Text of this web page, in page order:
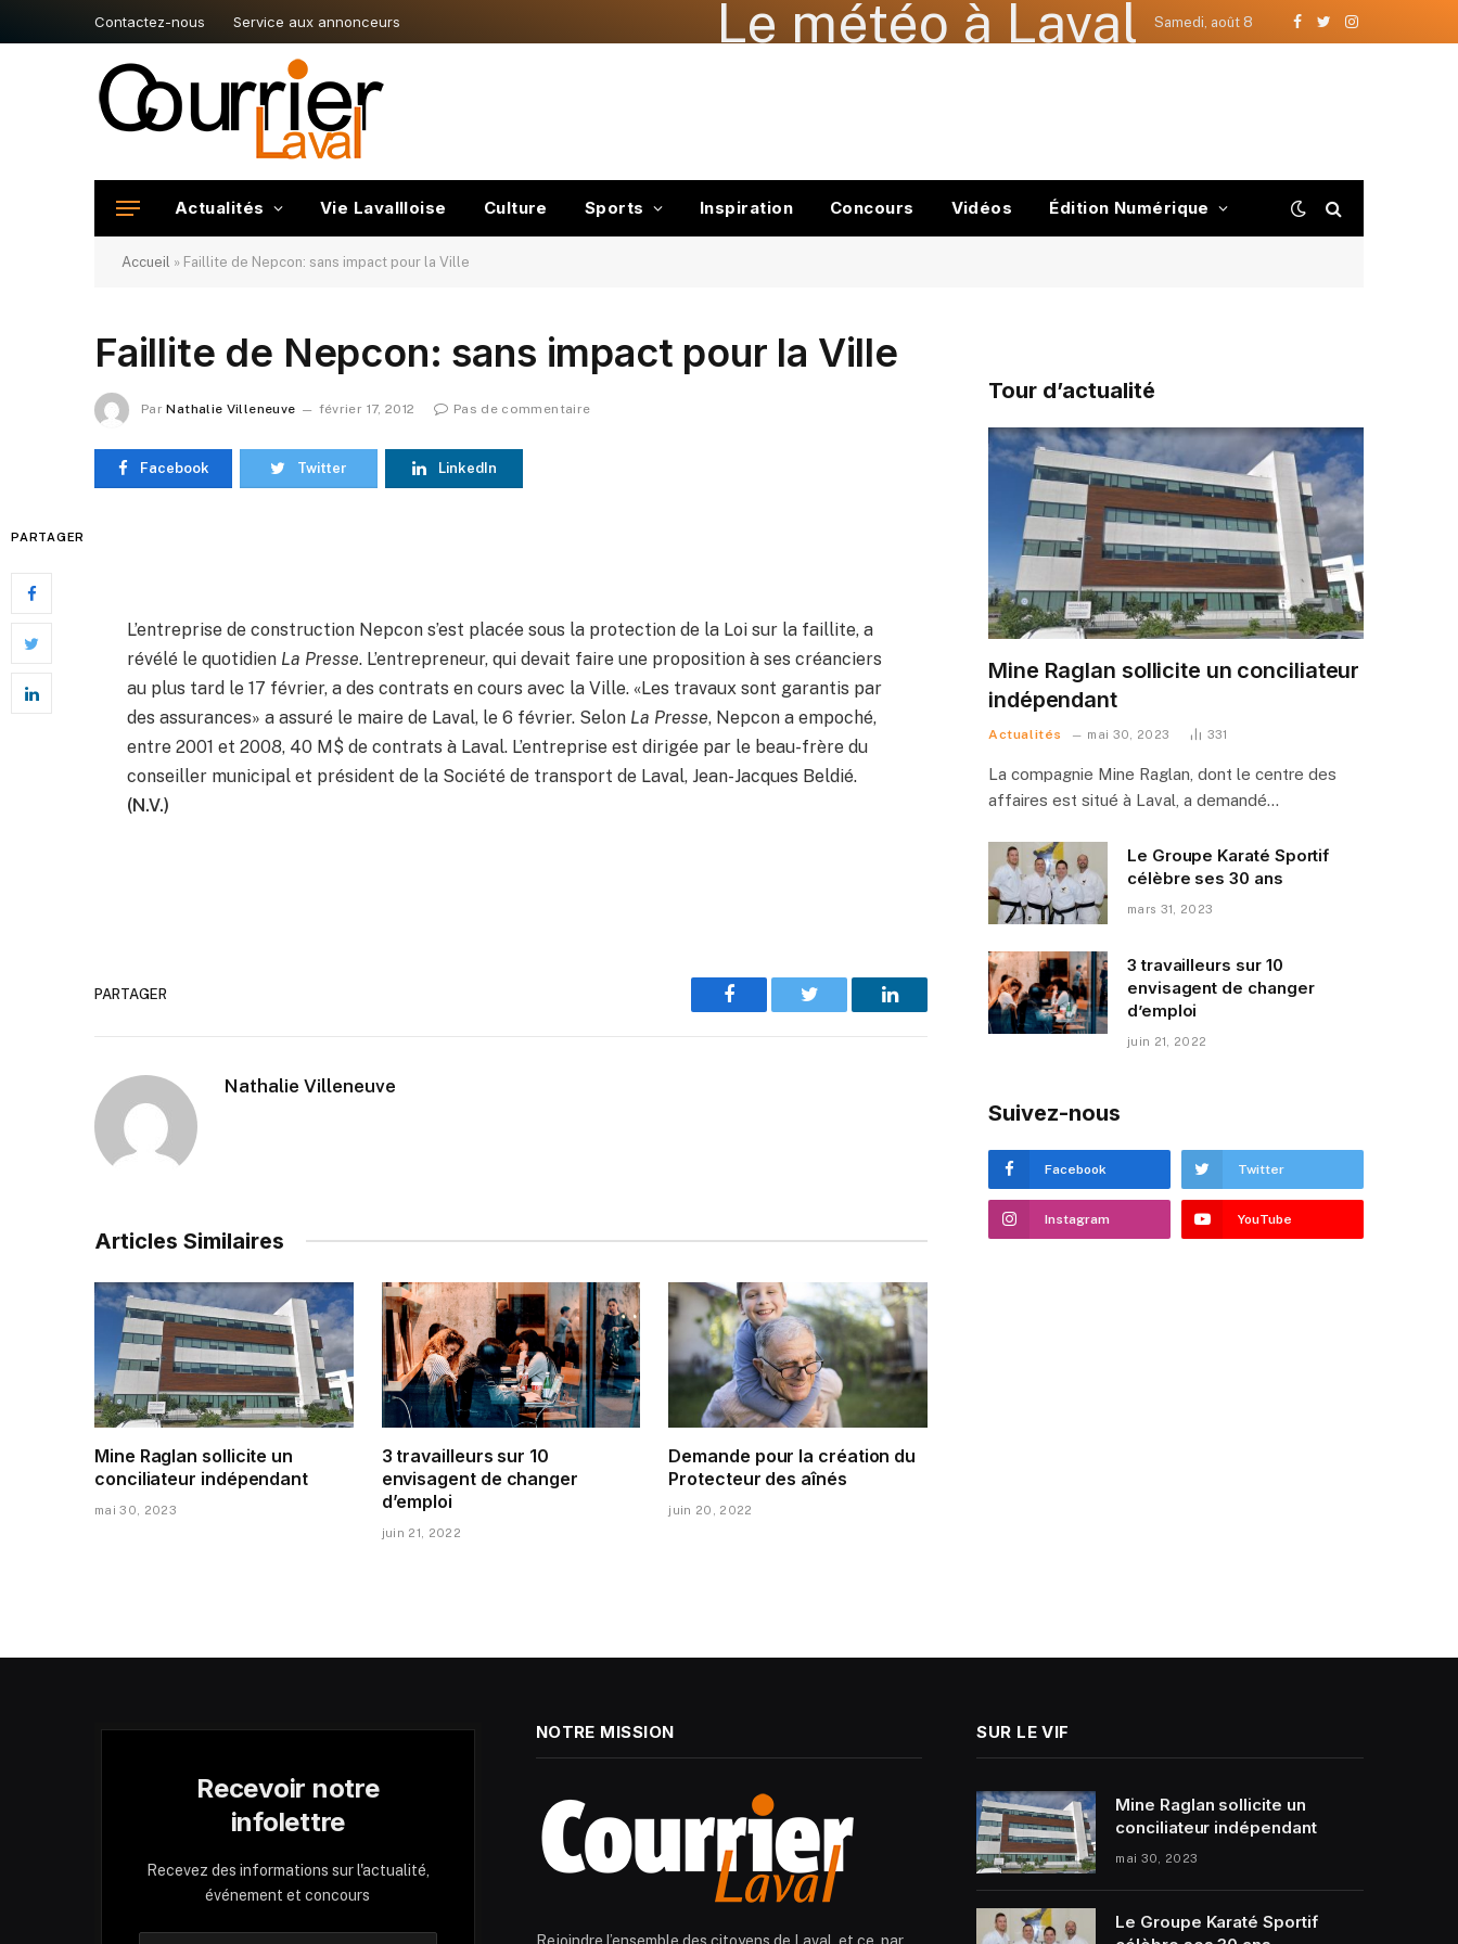
Contactez-nous Service aux annonceurs Le météo à Laval Samedi, août 8
Facebook
TwitterInstagram
Actualités Vie Lavallloise Culture Sports Inspiration Concours Vidéos Édition Numérique
Accueil » Faillite de Nepcon: sans impact pour la Ville
Faillite de Nepcon: sans impact pour la Ville
Par Nathalie Villeneuve février 17, 2012 Pas de commentaire
Facebook Twitter LinkedIn
PARTAGER
L’entreprise de construction Nepcon s’est placée sous la protection de la Loi sur la faillite, a
révélé le quotidien La Presse. L’entrepreneur, qui devait faire une proposition à ses créanciers
au plus tard le 17 février, a des contrats en cours avec la Ville. «Les travaux sont garantis par
des assurances» a assuré le maire de Laval, le 6 février. Selon La Presse, Nepcon a empoché,
entre 2001 et 2008, 40 M$ de contrats à Laval. L’entreprise est dirigée par le beau-frère du
conseiller municipal et président de la Société de transport de Laval, Jean-Jacques Beldié.
(N.V.)
PARTAGER
Facebook Twitter LinkedIn
Nathalie Villeneuve
Articles Similaires
Mine Raglan sollicite un
conciliateur indépendant
mai 30, 2023
3 travailleurs sur 10
envisagent de changer
d’emploi
juin 21, 2022
Demande pour la création du
Protecteur des aînés
juin 20, 2022
Tour d’actualité
Mine Raglan sollicite un conciliateur
indépendant
Actualités mai 30, 2023 331
La compagnie Mine Raglan, dont le centre des
affaires est situé à Laval, a demandé…
Le Groupe Karaté Sportif
célèbre ses 30 ans
mars 31, 2023
3 travailleurs sur 10
envisagent de changer
d’emploi
juin 21, 2022
Suivez-nous
Facebook Twitter
Instagram YouTube
Recevoir notre
infolettre
Recevez des informations sur l'actualité,
événement et concours
NOTRE MISSION SUR LE VIF
Mine Raglan sollicite un
conciliateur indépendant
mai 30, 2023
Le Groupe Karaté Sportif